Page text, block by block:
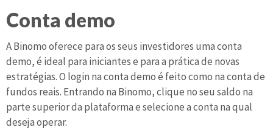
Conta demo
A Binomo oferece para os seus investidores uma conta
demo, é ideal para iniciantes e para a prática de novas
estratégias. O login na conta demo é feito como na conta de
fundos reais. Entrando na Binomo, clique no seu saldo na
parte superior da plataforma e selecione a conta na qual
deseja operar.